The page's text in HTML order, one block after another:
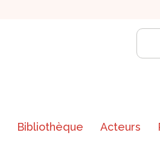
Bibliothèque Acteurs